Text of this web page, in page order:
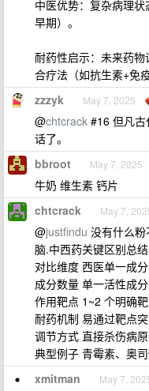
中医优势：复杂病理
早期）。
耐药性启示：未来药
合疗法（如抗生素+免
zzzyk May 7, 2025
@chtcrack #16 但凡
话了。
bbroot May 7, 2025
牛奶 维生素 钙片
chtcrack May 7,
@justfindu 没有什么
脑.中西药关键区别总结
对比维度 西医单一成
成分数量 单一活性成
作用靶点 1~2 个明确
耐药机制 易通过靶点
调节方式 直接杀伤病
典型例子 青霉素、奥
xmitman May 7,